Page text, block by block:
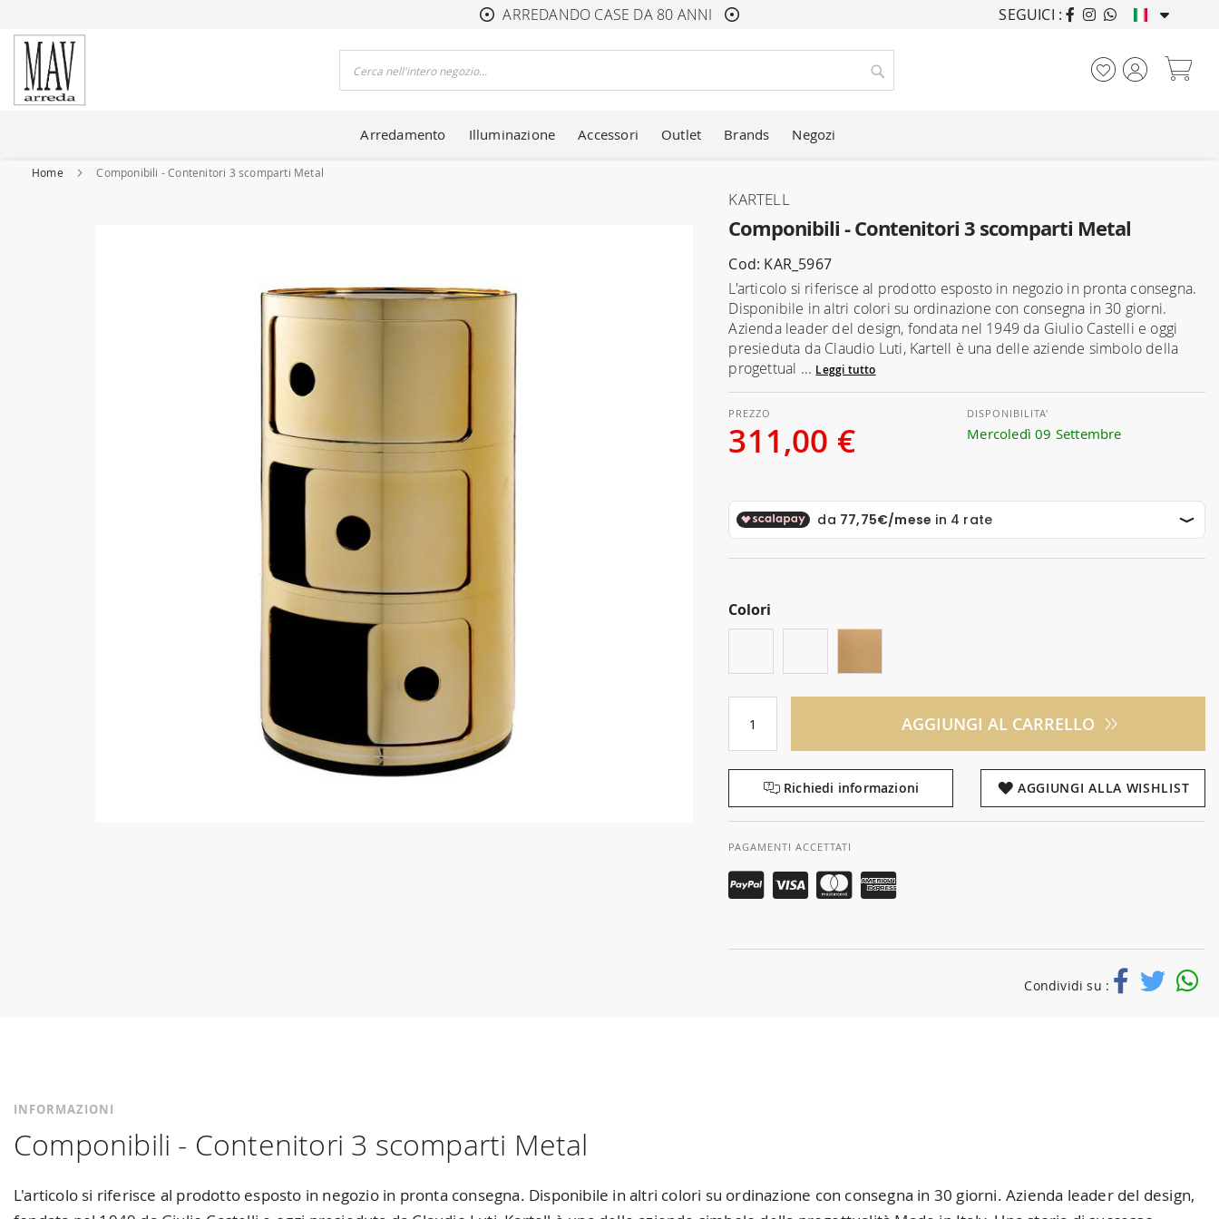
ARREDANDO CASE DA 80 ANNI ARREDANDO CASE
SEGUICI :
Cerca
Arredamento Illuminazione Accessori Outlet Brands Negozi
Home Componibili - Contenitori 3 scomparti Metal
Componibili - Contenitori 3 scomparti Metal
KARTELL
Cod: KAR_5967
L'articolo si riferisce al prodotto esposto in negozio in pronta consegna.
Disponibile in altri colori su ordinazione con consegna in 30 giorni.
Azienda leader del design, fondata nel 1949 da Giulio Castelli e oggi
presieduta da Claudio Luti, Kartell è una delle aziende simbolo della
progettual ... Leggi tutto
311,00 €
DISPONIBILITA'
Mercoledì 09 Settembre
Colori
AGGIUNGI AL CARRELLO
Richiedi informazioni AGGIUNGI ALLA WISHLIST
PAGAMENTI ACCETTATI
Condividi su :
INFORMAZIONI
Componibili - Contenitori 3 scomparti Metal
L'articolo si riferisce al prodotto esposto in negozio in pronta consegna. Disponibile in altri colori su ordinazione con consegna in 30 giorni. Azienda leader del design,